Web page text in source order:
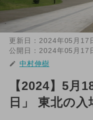
更新日： 2024年05月17
公開日： 2024年05月17
中村伸樹
【2024】5月
日」 東北の入